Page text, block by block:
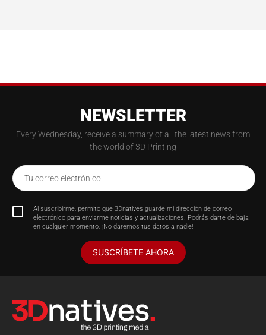
NEWSLETTER
Every Wednesday, receive a summary of all the latest news from
the world of 3D Printing
Tu correo electrónico
Al suscribirme, permito que 3Dnatives guarde mi dirección de correo
electrónico para enviarme noticias y actualizaciones. Podrás darte de baja
en cualquier momento. ¡No daremos tus datos a nadie!
SUSCRÍBETE AHORA